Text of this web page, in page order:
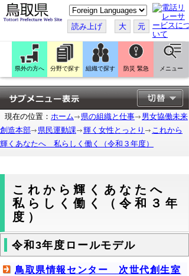
こ
の
ペ
ー
ジ
翻
訳
す
る
読み上げ 大 元
県外の方へ 分野で探す 組織で探す 防災 緊急 メニュー
現在の位置： ホーム 県の組織と仕事
男女協働未来
創造本部
県民運動課 輝く女性とっとり
これから
輝くあなたへ 私らしく働く（令和３年度）
これから輝くあなたへ
私らしく働く（令和３年
度）
令和3年度ロールモデル
鳥取県情報センター 次世代創生室